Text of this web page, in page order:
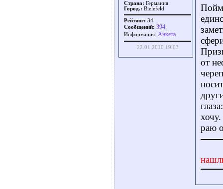
Страна: Германия
Город.: Bielefeld
Рейтинг: 34
Сообщений: 394
Информация: Aнкета
22.01.2010 19:03
от
раю